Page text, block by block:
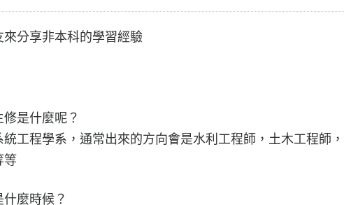
分享非本科的學習經驗
是什麼呢？
工程學系，通常出來的方向會是水利工程師，土木工程師，
等
麼時候？